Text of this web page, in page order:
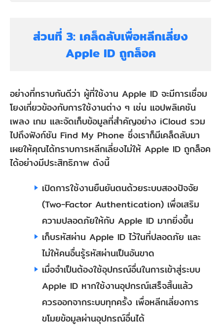
ส่วนที่ 3: เคล็ดลับเพื่อหลีกเลี่ยง
Apple ID ถูกล็อค
อย่างที่ทราบกันดีว่า ผู้ที่ใช้งาน Apple ID จะมีการเชื่อม
โยงเกี่ยวข้องกับการใช้งานต่าง ๆ เช่น แอปพลิเคชัน
เพลง เกม และจัดเก็บข้อมูลที่สำคัญอย่าง iCloud รวม
ไปถึงฟังก์ชัน Find My Phone ซึ่งเราก็มีเคล็ดลับมา
เผยให้คุณได้ทราบการหลีกเลี่ยงไม่ให้ Apple ID ถูกล็อค
ได้อย่างมีประสิทธิภาพ ดังนี้
เปิดการใช้งานยืนยันตนด้วยระบบสองปัจจัย
(Two-Factor Authentication) เพื่อเสริม
ความปลอดภัยให้กับ Apple ID มากยิ่งขึ้น
เก็บรหัสผ่าน Apple ID ไว้ในที่ปลอดภัย และ
ไม่ให้คนอื่นรู้รหัสผ่านเป็นอันขาด
เมื่อจำเป็นต้องใช้อุปกรณ์อื่นในการเข้าสู่ระบบ
Apple ID หากใช้งานอุปกรณ์เสร็จสิ้นแล้ว
ควรออกจากระบบทุกครั้ง เพื่อหลีกเลี่ยงการ
ขโมยข้อมูลผ่านอุปกรณ์อื่นได้